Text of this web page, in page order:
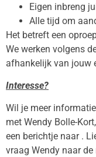
Eigen inbreng
Alle tijd om
Het betreft een
We werken volgens
afhankelijk van jouw
Interesse?
Wil je meer
met Wendy Bolle-
een berichtje naar .
vraag Wendy naar